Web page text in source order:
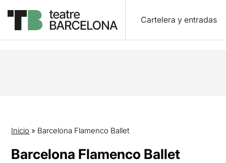
Cartelera y entradas
Inicio » Barcelona Flamenco Ballet
Barcelona Flamenco Ballet